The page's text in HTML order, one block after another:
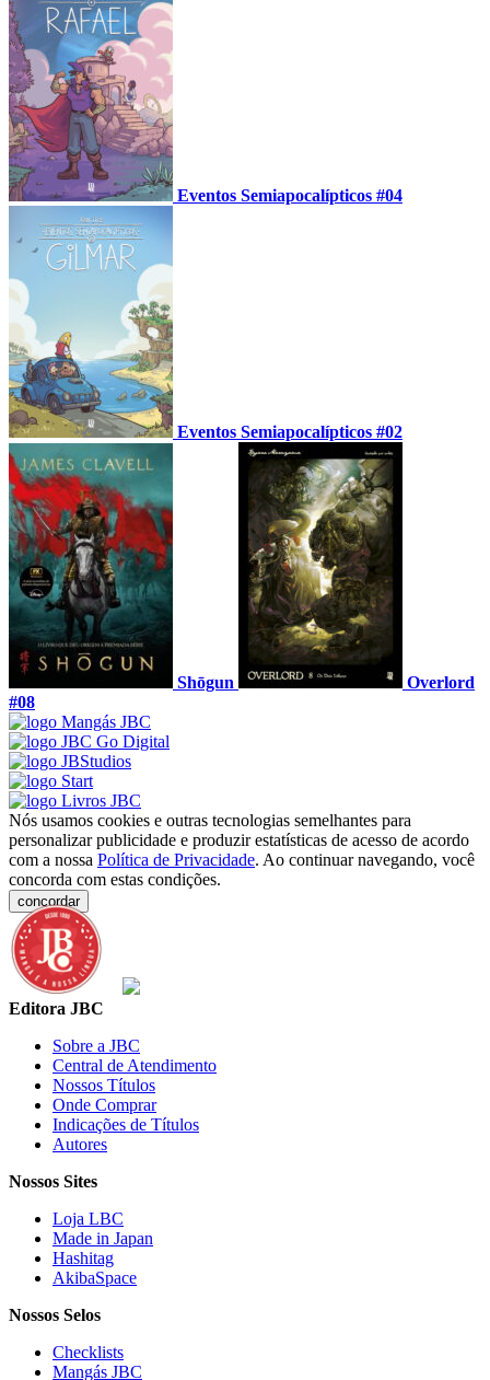
Eventos Semiapocalípticos #04
Eventos Semiapocalípticos #02
Shōgun
Overlord
#08
Nós usamos cookies e outras tecnologias semelhantes para
personalizar publicidade e produzir estatísticas de acesso de acordo
com a nossa Política de Privacidade. Ao continuar navegando, você
concorda com estas condições.
concordar
Editora JBC
Sobre a JBC
Central de Atendimento
Nossos Títulos
Onde Comprar
Indicações de Títulos
Autores
Nossos Sites
Loja LBC
Made in Japan
Hashitag
AkibaSpace
Nossos Selos
Checklists
Mangás JBC